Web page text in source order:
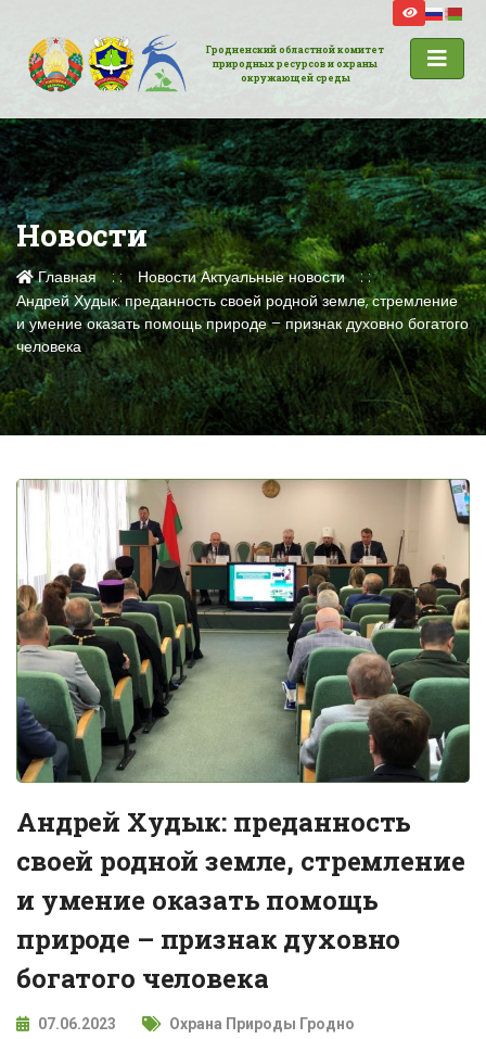
Гродненский областной комитет
природных ресурсов и охраны
окружающей среды
Новости
Главная Новости Актуальные новости
Андрей Худык: преданность своей родной земле, стремление
и умение оказать помощь природе – признак духовно богатого
человека
Андрей Худык: преданность
своей родной земле, стремление
и умение оказать помощь
природе – признак духовно
богатого человека
07.06.2023 Охрана Природы Гродно